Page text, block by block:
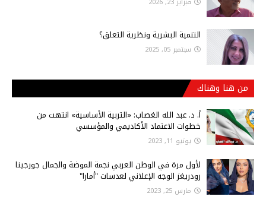
التنمية البشرية ونظرية التعلق؟
سبتمبر 05, 2025
من هنا وهناك
أ‌. د. عبد الله الغصاب: «التربية الأساسية» انتهت من
خطوات الاعتماد الأكاديمي والمؤسسي
يونيو 11, 2023
لأول مرة في الوطن العربي نجمة الموضة والجمال جورجينا
رودريغز الوجه الإعلاني لعدسات "أمارا"
مارس 25, 2023